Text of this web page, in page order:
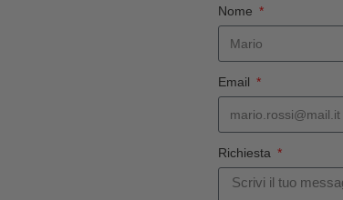
Nome
Email
Richiesta